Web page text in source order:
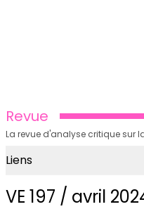
Revue
La revue d'analyse critique sur
Liens
VE 197 / avril